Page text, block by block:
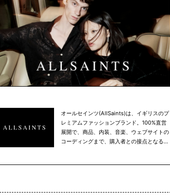
オールセインツ(AllSaints)は、イギリスのプ
レミアムファッションブランド。100%直営
展開で、商品、内装、音楽、ウェブサイトの
コーディングまで、購入者との接点となる場